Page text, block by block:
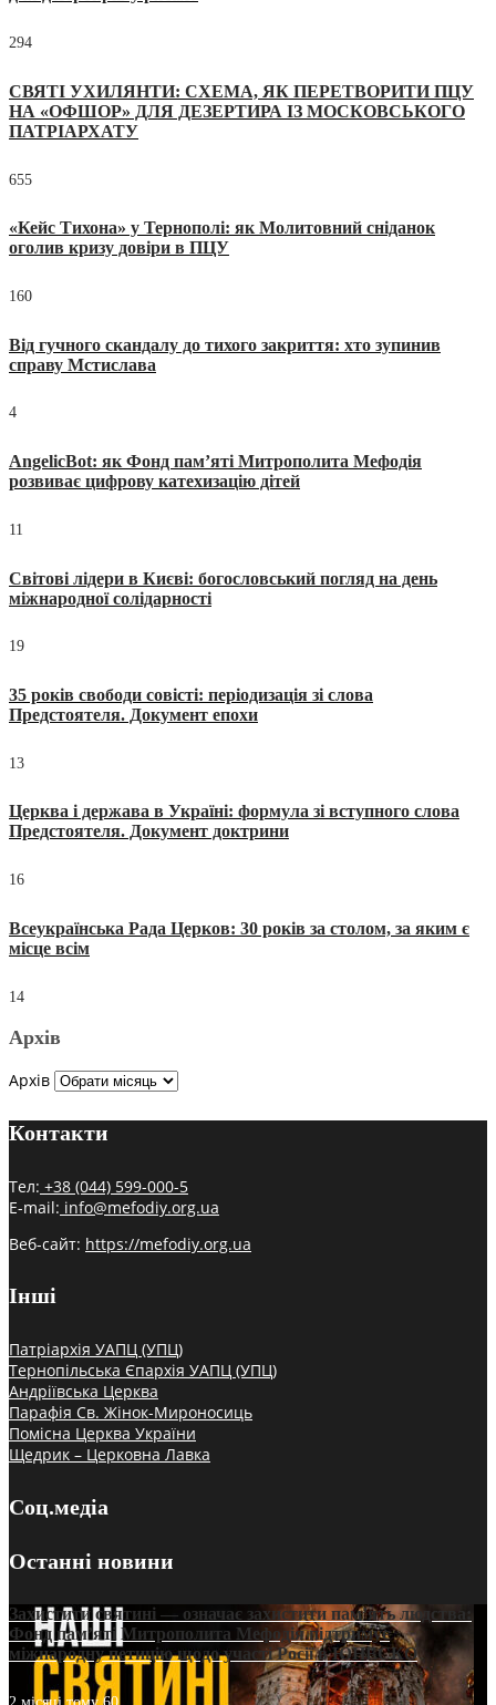
294
СВЯТІ УХИЛЯНТИ: СХЕМА, ЯК ПЕРЕТВОРИТИ ПЦУ
НА «ОФШОР» ДЛЯ ДЕЗЕРТИРА ІЗ МОСКОВСЬКОГО
ПАТРІАРХАТУ
655
«Кейс Тихона» у Тернополі: як Молитовний сніданок
оголив кризу довіри в ПЦУ
160
Від гучного скандалу до тихого закриття: хто зупинив
справу Мстислава
4
AngelicBot: як Фонд пам’яті Митрополита Мефодія
розвиває цифрову катехизацію дітей
11
Світові лідери в Києві: богословський погляд на день
міжнародної солідарності
19
35 років свободи совісті: періодизація зі слова
Предстоятеля. Документ епохи
13
Церква і держава в Україні: формула зі вступного слова
Предстоятеля. Документ доктрини
16
Всеукраїнська Рада Церков: 30 років за столом, за яким є
місце всім
14
Архів
Архів
Контакти
Тел: +38 (044) 599-000-5
E-mail: info@mefodiy.org.ua
Веб-сайт: https://mefodiy.org.ua
Інші
Патріархія УАПЦ (УПЦ)
Тернопільська Єпархія УАПЦ (УПЦ)
Андріївська Церква
Парафія Св. Жінок-Мироносиць
Помісна Церква України
Щедрик – Церковна Лавка
Соц.медіа
Останні новини
Захистити святині — означає захистити пам’ять людства:
Фонд пам’яті Митрополита Мефодія підтримує
міжнародну петицію щодо участі Росії в ЮНЕСКО